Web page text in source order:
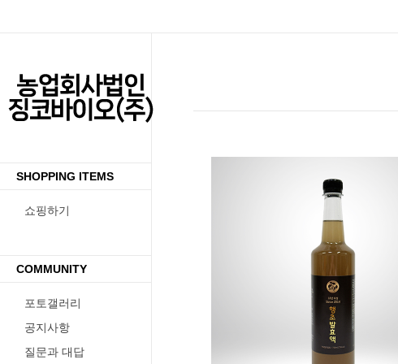
SHOPPING ITEMS
쇼핑하기
COMMUNITY
포토갤러리
공지사항
질문과 대답
수량증가